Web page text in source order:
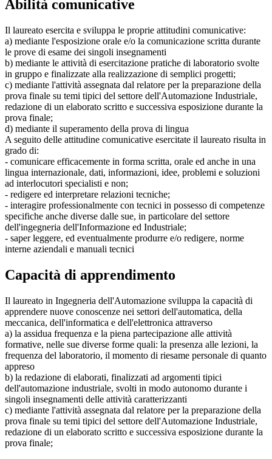
Abilità comunicative
Il laureato esercita e sviluppa le proprie attitudini comunicative:
a) mediante l'esposizione orale e/o la comunicazione scritta durante
le prove di esame dei singoli insegnamenti
b) mediante le attività di esercitazione pratiche di laboratorio svolte
in gruppo e finalizzate alla realizzazione di semplici progetti;
c) mediante l'attività assegnata dal relatore per la preparazione della
prova finale su temi tipici del settore dell'Automazione Industriale,
redazione di un elaborato scritto e successiva esposizione durante la
prova finale;
d) mediante il superamento della prova di lingua
A seguito delle attitudine comunicative esercitate il laureato risulta in
grado di:
- comunicare efficacemente in forma scritta, orale ed anche in una
lingua internazionale, dati, informazioni, idee, problemi e soluzioni
ad interlocutori specialisti e non;
- redigere ed interpretare relazioni tecniche;
- interagire professionalmente con tecnici in possesso di competenze
specifiche anche diverse dalle sue, in particolare del settore
dell'ingegneria dell'Informazione ed Industriale;
- saper leggere, ed eventualmente produrre e/o redigere, norme
interne aziendali e manuali tecnici
Capacità di apprendimento
Il laureato in Ingegneria dell'Automazione sviluppa la capacità di
apprendere nuove conoscenze nei settori dell'automatica, della
meccanica, dell'informatica e dell'elettronica attraverso
a) la assidua frequenza e la piena partecipazione alle attività
formative, nelle sue diverse forme quali: la presenza alle lezioni, la
frequenza del laboratorio, il momento di riesame personale di quanto
appreso
b) la redazione di elaborati, finalizzati ad argomenti tipici
dell'automazione industriale, svolti in modo autonomo durante i
singoli insegnamenti delle attività caratterizzanti
c) mediante l'attività assegnata dal relatore per la preparazione della
prova finale su temi tipici del settore dell'Automazione Industriale,
redazione di un elaborato scritto e successiva esposizione durante la
prova finale;